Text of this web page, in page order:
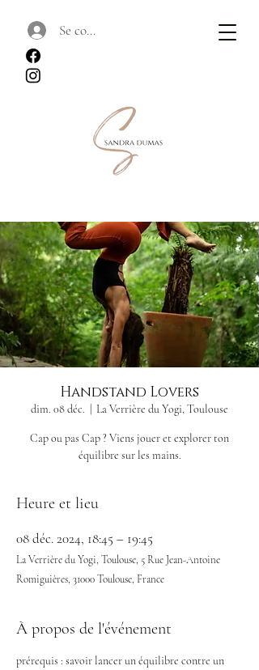
Se connecter
Handstand Lovers
dim. 08 déc. La Verrière du Yogi, Toulouse
Cap ou pas Cap ? Viens jouer et explorer ton
Heure et lieu
08 déc. 2024, 18:45 – 19:45
La Verrière du Yogi, Toulouse, 5 Rue Jean-Antoine
Romiguières, 31000 Toulouse, France
À propos de l'événement
prérequis : savoir lancer un équilibre contre un